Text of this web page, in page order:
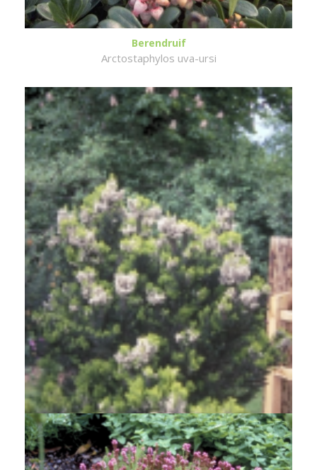
Berendruif
Arctostaphylos uva-ursi
Boomheide
Erica arborea 'Alpina'